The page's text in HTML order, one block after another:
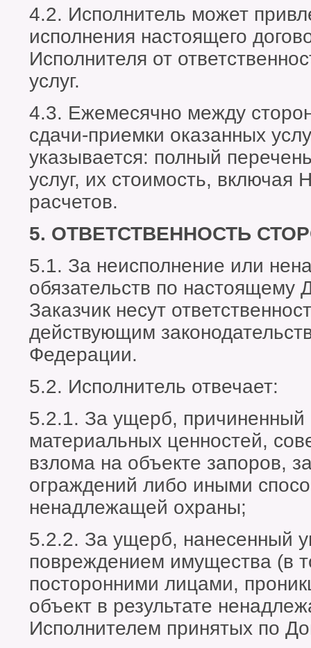
4.2. Исполнитель может
исполнения настоящего
Исполнителя от
услуг.
4.3. Ежемесячно между
сдачи-приемки оказанных
указывается: полный
услуг, их стоимость, включая
расчетов.
5. ОТВЕТСТВЕННОСТЬ
5.1. За неисполнение или
обязательств по настоящему
Заказчик несут
действующим
Федерации.
5.2. Исполнитель отвечает:
5.2.1. За ущерб, причиненный
материальных ценностей,
взлома на объекте запоров,
ограждений либо иными
ненадлежащей охраны;
5.2.2. За ущерб, нанесенный
повреждением имущества (в
посторонними лицами,
объект в результате
Исполнителем принятых по